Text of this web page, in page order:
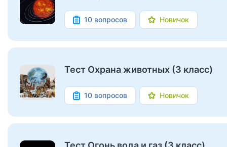
10 вопросов Новичок
Тест Охрана животных (3 класс)
10 вопросов Новичок